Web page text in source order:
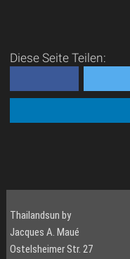
Diese Seite Teilen:
Thailandsun by
Jacques A. Maué
Ostelsheimer Str. 27